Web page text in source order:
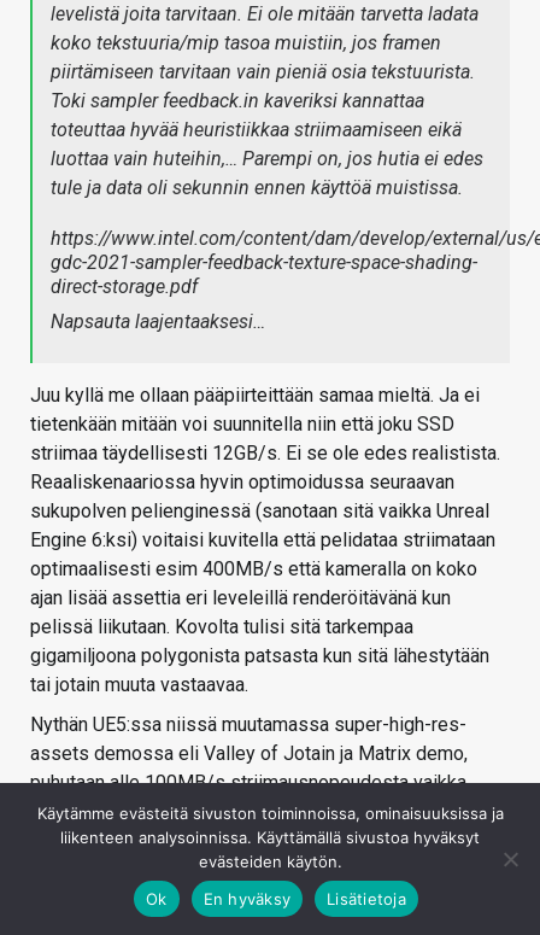
levelistä joita tarvitaan. Ei ole mitään tarvetta ladata
koko tekstuuria/mip tasoa muistiin, jos framen
piirtämiseen tarvitaan vain pieniä osia tekstuurista.
Toki sampler feedback.in kaveriksi kannattaa
toteuttaa hyvää heuristiikkaa striimaamiseen eikä
luottaa vain huteihin,… Parempi on, jos hutia ei edes
tule ja data oli sekunnin ennen käyttöä muistissa.
https://www.intel.com/content/dam/develop/external/
gdc-2021-sampler-feedback-texture-space-shading-
direct-storage.pdf
Napsauta laajentaaksesi…
Juu kyllä me ollaan pääpiirteittään samaa mieltä. Ja ei
tietenkään mitään voi suunnitella niin että joku SSD
striimaa täydellisesti 12GB/s. Ei se ole edes realistista.
Reaaliskenaariossa hyvin optimoidussa seuraavan
sukupolven pelienginessä (sanotaan sitä vaikka Unreal
Engine 6:ksi) voitaisi kuvitella että pelidataa striimataan
optimaalisesti esim 400MB/s että kameralla on koko
ajan lisää assettia eri leveleillä renderöitävänä kun
pelissä liikutaan. Kovolta tulisi sitä tarkempaa
gigamiljoona polygonista patsasta kun sitä lähestytään
tai jotain muuta vastaavaa.
Nythän UE5:ssa niissä muutamassa super-high-res-
assets demossa eli Valley of Jotain ja Matrix demo,
puhutaan alle 100MB/s striimausnopeudesta vaikka
assetteina on ihan törkeän tarkkaa palikkaa. Tämä siis
UE5:n kehittäjiltä tietona.
Mitä tulee näihin PCIx gen5 nopeuksiin niin sanoisin että
täysin turhaa vielä vuosikausia.
Käytämme evästeitä sivuston toiminnoissa, ominaisuuksissa ja
liikenteen analysoinnissa. Käyttämällä sivustoa hyväksyt
evästeiden käytön.
Ok
En hyväksy Lisätietoja